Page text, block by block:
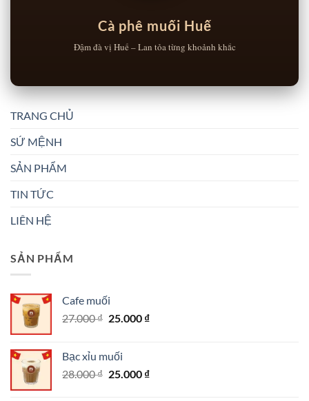
Cà phê muối Huế
Đậm đà vị Huế – Lan tỏa từng khoảnh khắc
TRANG CHỦ
SỨ MỆNH
SẢN PHẨM
TIN TỨC
LIÊN HỆ
SẢN PHẨM
Cafe muối
27.000₫ Giá
27.000 ₫.
25.000 ₫Giá
25.000 ₫.
Bạc xỉu muối
28.000₫ Giá
25.000 ₫Giá